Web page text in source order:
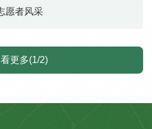
愿者风采
更多(1/2)